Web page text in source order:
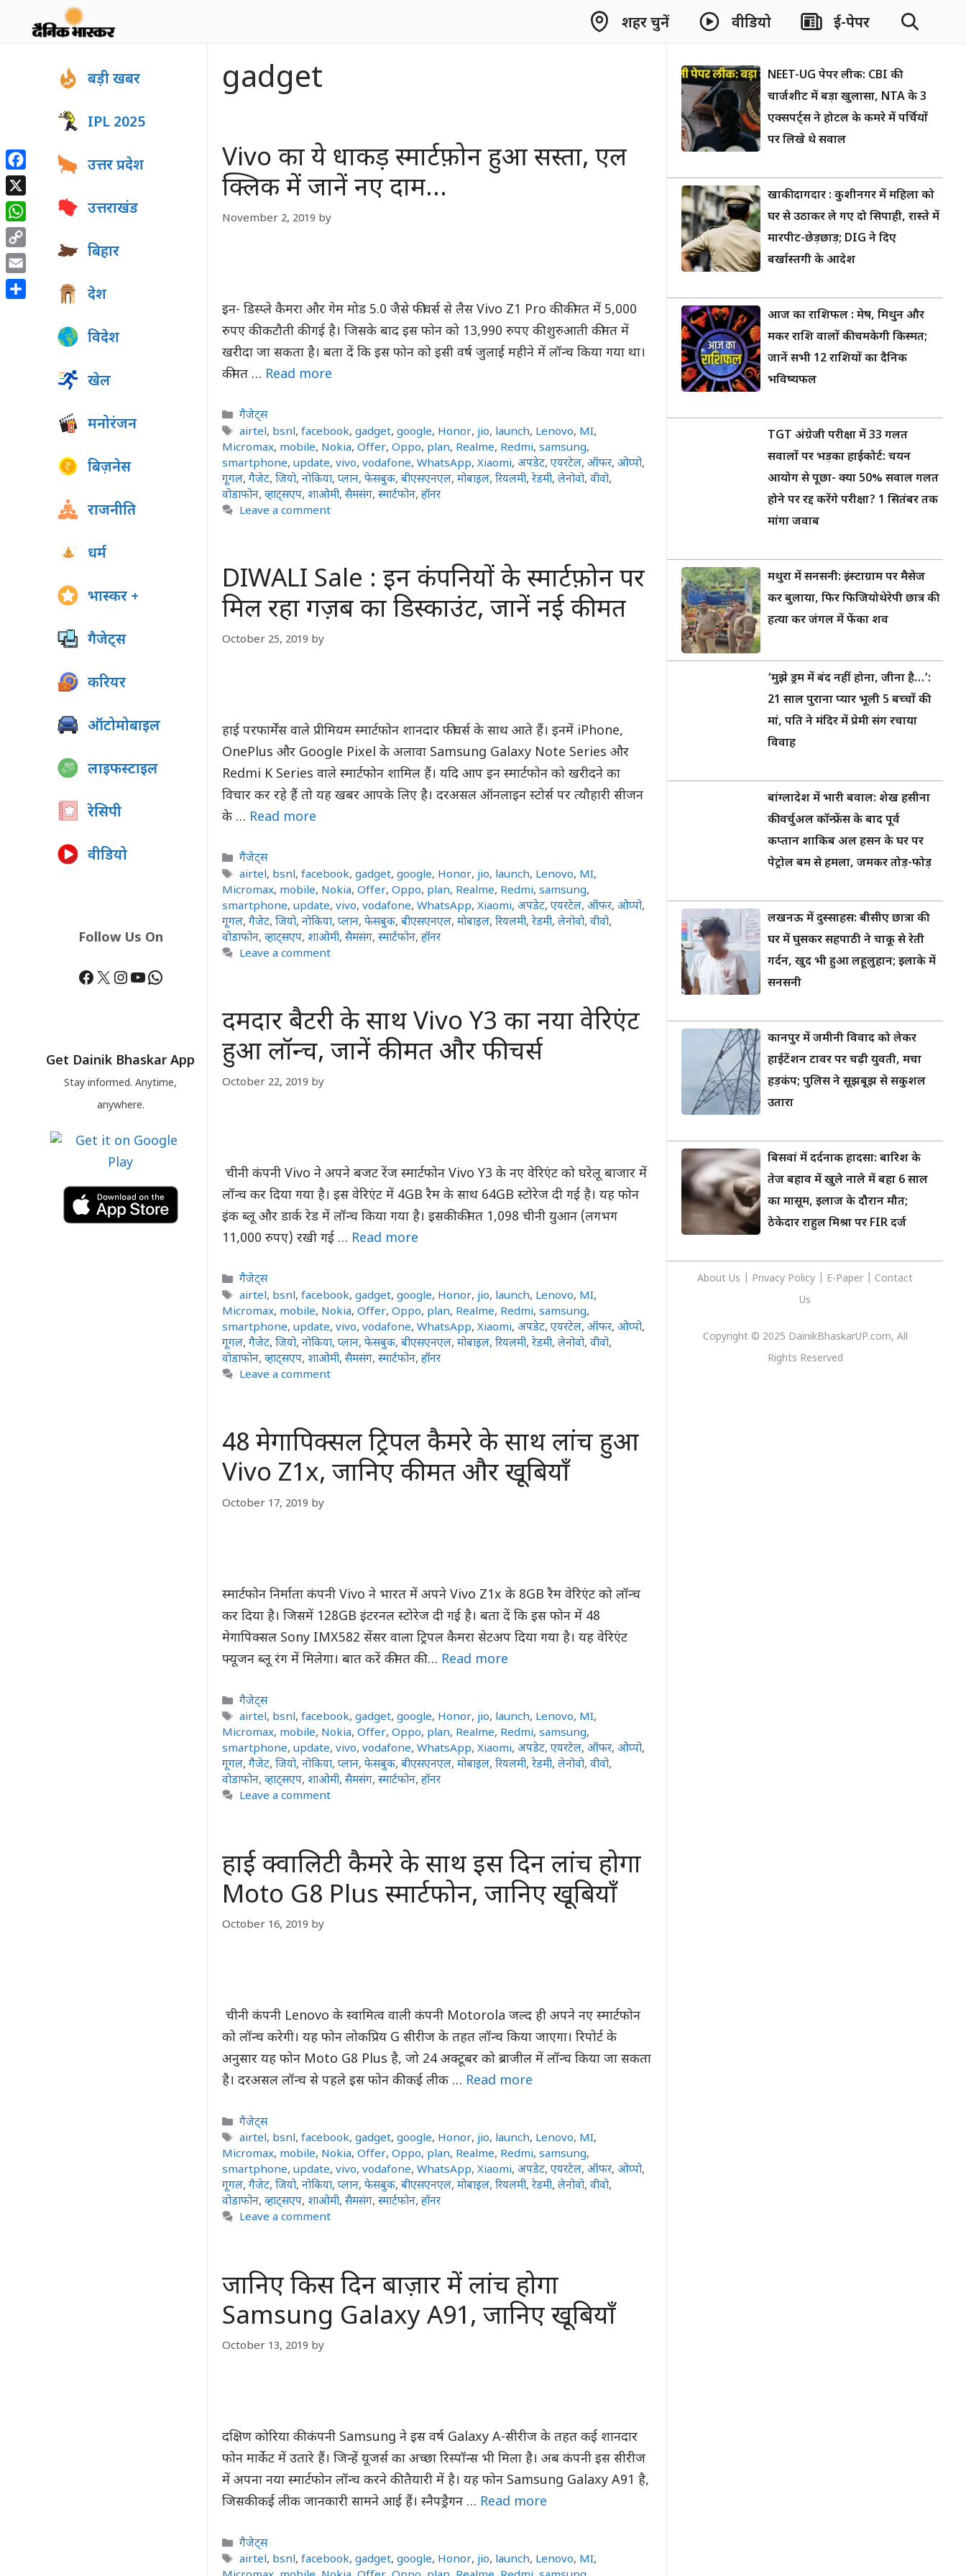
शहर चुनें वीडियो ई-पेपर
gadget
Vivo का ये धाकड़ स्मार्टफ़ोन हुआ सस्ता, एल
क्लिक में जानें नए दाम…
November 2, 2019 by
इन- डिस्प्ले कैमरा और गेम मोड 5.0 जैसे फीचर्स से लैस Vivo Z1 Pro की कीमत में 5,000
रुपए की कटौती की गई है। जिसके बाद इस फोन को 13,990 रुपए की शुरुआती कीमत में
खरीदा जा सकता है। बता दें कि इस फोन को इसी वर्ष जुलाई महीने में लॉन्च किया गया था।
कीमत … Read more
Categories
गैजेट्स
Tags
airtel, bsnl,facebook,gadget,google, Honor, jio, launch, Lenovo, MI,
Micromax, mobile, Nokia, Offer, Oppo, plan, Realme, Redmi, samsung,
smartphone, update, vivo, vodafone, WhatsApp, Xiaomi, अपडेट, एयरटेल, ऑफर, ओप्पो,
गूगल, गैजेट, जियो, नोकिया, प्लान, फेसबुक, बीएसएनएल, मोबाइल, रियलमी, रेडमी, लेनोवो, वीवो,
वोडाफोन, व्हाट्सएप, शाओमी, सैमसंग, स्मार्टफोन, हॉनर
Leave a comment
DIWALI Sale : इन कंपनियों के स्मार्टफ़ोन पर
मिल रहा गज़ब का डिस्काउंट, जानें नई कीमत
October 25, 2019 by
हाई परफार्मेंस वाले प्रीमियम स्मार्टफोन शानदार फीचर्स के साथ आते हैं। इनमें iPhone,
OnePlus और Google Pixel के अलावा Samsung Galaxy Note Series और
Redmi K Series वाले स्मार्टफोन शामिल हैं। यदि आप इन स्मार्टफोन को खरीदने का
विचार कर रहे हैं तो यह खबर आपके लिए है। दरअसल ऑनलाइन स्टोर्स पर त्यौहारी सीजन
के … Read more
Categories
गैजेट्स
Tags
airtel, bsnl,facebook,gadget,google, Honor, jio, launch, Lenovo, MI,
Micromax, mobile, Nokia, Offer, Oppo, plan, Realme, Redmi, samsung,
smartphone, update, vivo, vodafone, WhatsApp, Xiaomi, अपडेट, एयरटेल, ऑफर, ओप्पो,
गूगल, गैजेट, जियो, नोकिया, प्लान, फेसबुक, बीएसएनएल, मोबाइल, रियलमी, रेडमी, लेनोवो, वीवो,
वोडाफोन, व्हाट्सएप, शाओमी, सैमसंग, स्मार्टफोन, हॉनर
Leave a comment
दमदार बैटरी के साथ Vivo Y3 का नया वेरिएंट
हुआ लॉन्च, जानें कीमत और फीचर्स
October 22, 2019 by
चीनी कंपनी Vivo ने अपने बजट रेंज स्मार्टफोन Vivo Y3 के नए वेरिएंट को घरेलू बाजार में
लॉन्च कर दिया गया है। इस वेरिएंट में 4GB रैम के साथ 64GB स्टोरेज दी गई है। यह फोन
इंक ब्लू और डार्क रेड में लॉन्च किया गया है। इसकी कीमत 1,098 चीनी युआन (लगभग
11,000 रुपए) रखी गई … Read more
Categories
गैजेट्स
Tags
airtel, bsnl,facebook,gadget,google, Honor, jio, launch, Lenovo, MI,
Micromax, mobile, Nokia, Offer, Oppo, plan, Realme, Redmi, samsung,
smartphone, update, vivo, vodafone, WhatsApp, Xiaomi, अपडेट, एयरटेल, ऑफर, ओप्पो,
गूगल, गैजेट, जियो, नोकिया, प्लान, फेसबुक, बीएसएनएल, मोबाइल, रियलमी, रेडमी, लेनोवो, वीवो,
वोडाफोन, व्हाट्सएप, शाओमी, सैमसंग, स्मार्टफोन, हॉनर
Leave a comment
48 मेगापिक्सल ट्रिपल कैमरे के साथ लांच हुआ
Vivo Z1x, जानिए कीमत और खूबियाँ
October 17, 2019 by
स्मार्टफोन निर्माता कंपनी Vivo ने भारत में अपने Vivo Z1x के 8GB रैम वेरिएंट को लॉन्च
कर दिया है। जिसमें 128GB इंटरनल स्टोरेज दी गई है। बता दें कि इस फोन में 48
मेगापिक्सल Sony IMX582 सेंसर वाला ट्रिपल कैमरा सेटअप दिया गया है। यह वेरिएंट
फ्यूजन ब्लू रंग में मिलेगा। बात करें कीमत की … Read more
Categories
गैजेट्स
Tags
airtel, bsnl,facebook,gadget,google, Honor, jio, launch, Lenovo, MI,
Micromax, mobile, Nokia, Offer, Oppo, plan, Realme, Redmi, samsung,
smartphone, update, vivo, vodafone, WhatsApp, Xiaomi, अपडेट, एयरटेल, ऑफर, ओप्पो,
गूगल, गैजेट, जियो, नोकिया, प्लान, फेसबुक, बीएसएनएल, मोबाइल, रियलमी, रेडमी, लेनोवो, वीवो,
वोडाफोन, व्हाट्सएप, शाओमी, सैमसंग, स्मार्टफोन, हॉनर
Leave a comment
हाई क्वालिटी कैमरे के साथ इस दिन लांच होगा
Moto G8 Plus स्मार्टफोन, जानिए खूबियाँ
October 16, 2019 by
चीनी कंपनी Lenovo के स्वामित्व वाली कंपनी Motorola जल्द ही अपने नए स्मार्टफोन
को लॉन्च करेगी। यह फोन लोकप्रिय G सीरीज के तहत लॉन्च किया जाएगा। रिपोर्ट के
अनुसार यह फोन Moto G8 Plus है, जो 24 अक्टूबर को ब्राजील में लॉन्च किया जा सकता
है। दरअसल लॉन्च से पहले इस फोन की कई लीक … Read more
Categories
गैजेट्स
Tags
airtel, bsnl,facebook,gadget,google, Honor, jio, launch, Lenovo, MI,
Micromax, mobile, Nokia, Offer, Oppo, plan, Realme, Redmi, samsung,
smartphone, update, vivo, vodafone, WhatsApp, Xiaomi, अपडेट, एयरटेल, ऑफर, ओप्पो,
गूगल, गैजेट, जियो, नोकिया, प्लान, फेसबुक, बीएसएनएल, मोबाइल, रियलमी, रेडमी, लेनोवो, वीवो,
वोडाफोन, व्हाट्सएप, शाओमी, सैमसंग, स्मार्टफोन, हॉनर
Leave a comment
जानिए किस दिन बाज़ार में लांच होगा
Samsung Galaxy A91, जानिए खूबियाँ
October 13, 2019 by
दक्षिण कोरिया की कंपनी Samsung ने इस वर्ष Galaxy A-सीरीज के तहत कई शानदार
फोन मार्केट में उतारे हैं। जिन्हें यूजर्स का अच्छा रिस्पॉन्स भी मिला है। अब कंपनी इस सीरीज
में अपना नया स्मार्टफोन लॉन्च करने की तैयारी में है। यह फोन Samsung Galaxy A91 है,
जिसकी कई लीक जानकारी सामने आई हैं। स्नैपड्रैगन … Read more
Categories
गैजेट्स
Tags
airtel, bsnl,facebook,gadget,google, Honor, jio, launch, Lenovo, MI,
बड़ी खबर
IPL 2025
उत्तर प्रदेश
उत्तराखंड
बिहार
देश
विदेश
खेल
मनोरंजन
बिज़नेस
राजनीति
धर्म
भास्कर +
गैजेट्स
करियर
ऑटोमोबाइल
लाइफस्टाइल
रेसिपी
वीडियो
Follow Us On
Facebook
X Instagram
YouTube
WhatsApp
Get Dainik Bhaskar App
Stay informed. Anytime,
anywhere.
NEET-UG पेपर लीक: CBI की
चार्जशीट में बड़ा खुलासा, NTA के 3
एक्सपर्ट्स ने होटल के कमरे में पर्चियों
पर लिखे थे सवाल
खाकी दागदार : कुशीनगर में महिला को
घर से उठाकर ले गए दो सिपाही, रास्ते में
मारपीट-छेड़छाड़; DIG ने दिए
बर्खास्तगी के आदेश
आज का राशिफल : मेष, मिथुन और
मकर राशि वालों की चमकेगी किस्मत;
जानें सभी 12 राशियों का दैनिक
भविष्यफल
TGT अंग्रेजी परीक्षा में 33 गलत
सवालों पर भड़का हाईकोर्ट: चयन
आयोग से पूछा- क्या 50% सवाल गलत
होने पर रद्द करेंगे परीक्षा? 1 सितंबर तक
मांगा जवाब
मथुरा में सनसनी: इंस्टाग्राम पर मैसेज
कर बुलाया, फिर फिजियोथेरेपी छात्र की
हत्या कर जंगल में फेंका शव
‘मुझे ड्रम में बंद नहीं होना, जीना है…’:
21 साल पुराना प्यार भूली 5 बच्चों की
मां, पति ने मंदिर में प्रेमी संग रचाया
विवाह
बांग्लादेश में भारी बवाल: शेख हसीना
की वर्चुअल कॉन्फ्रेंस के बाद पूर्व
कप्तान शाकिब अल हसन के घर पर
पेट्रोल बम से हमला, जमकर तोड़-फोड़
लखनऊ में दुस्साहस: बीसीए छात्रा की
घर में घुसकर सहपाठी ने चाकू से रेती
गर्दन, खुद भी हुआ लहूलुहान; इलाके में
सनसनी
कानपुर में जमीनी विवाद को लेकर
हाईटेंशन टावर पर चढ़ी युवती, मचा
हड़कंप; पुलिस ने सूझबूझ से सकुशल
उतारा
बिसवां में दर्दनाक हादसा: बारिश के
तेज बहाव में खुले नाले में बहा 6 साल
का मासूम, इलाज के दौरान मौत;
ठेकेदार राहुल मिश्रा पर FIR दर्ज
About Us Privacy Policy E-Paper
Contact
Us
Copyright © 2025 DainikBhaskarUP.com, All
Rights Reserved
Facebook
X
WhatsApp
Copy
Link
Email